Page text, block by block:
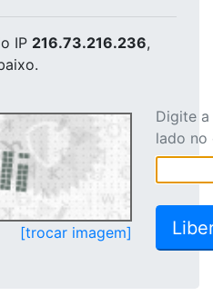
IP 216.73.216.236,
[trocar imagem]
Digite
lado no